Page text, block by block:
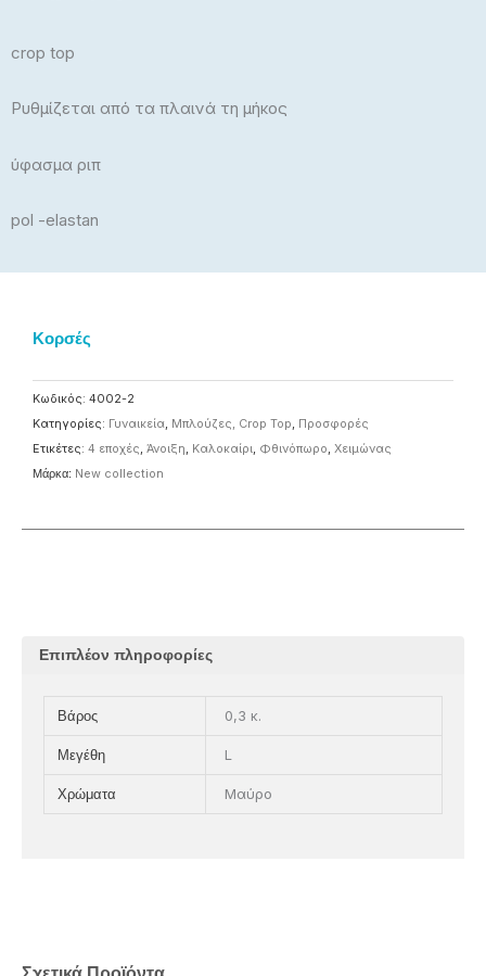
crop top
Ρυθμίζεται από τα πλαινά τη μήκος
ύφασμα ριπ
pol -elastan
Κορσές
Κωδικός: 4002-2
Κατηγορίες: Γυναικεία, Μπλούζες, Crop Top, Προσφορές
Ετικέτες: 4 εποχές, Άνοιξη, Καλοκαίρι, Φθινόπωρο, Χειμώνας
Μάρκα: New collection
Επιπλέον πληροφορίες
Βάρος 0,3 κ.
Μεγέθη L
Χρώματα Μαύρο